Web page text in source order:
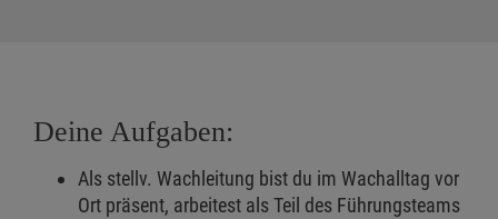
Deine Aufgaben:
Als stellv. Wachleitung bist du im Wachalltag vor
Ort präsent, arbeitest als Teil des Führungsteams